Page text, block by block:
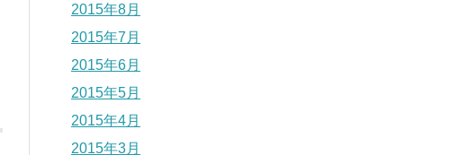
2015年8月
2015年7月
2015年6月
2015年5月
2015年4月
2015年3月